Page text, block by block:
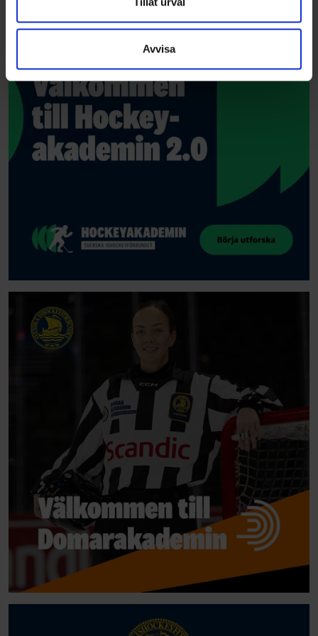
information som du har tillhandahållit eller som de har
samlat in när du har använt deras tjänster.
Avvisa